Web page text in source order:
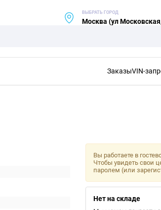
ВЫБРАТЬ ГОРОД
Москва (ул
ЗаказыVIN-
Вы работаете в
Чтобы увидеть свои
паролем (или
Нет на складе